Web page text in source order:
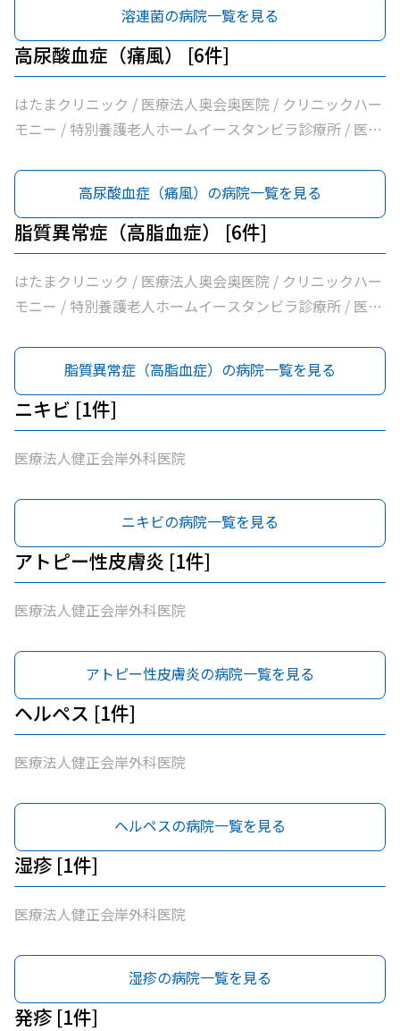
溶連菌の病院一覧を見る
高尿酸血症（痛風） [6件]
はたまクリニック / 医療法人奥会奥医院 / クリニックハー
モニー / 特別養護老人ホームイースタンビラ診療所 / 医療
高尿酸血症（痛風）の病院一覧を見る
脂質異常症（高脂血症） [6件]
はたまクリニック / 医療法人奥会奥医院 / クリニックハー
モニー / 特別養護老人ホームイースタンビラ診療所 / 医療
脂質異常症（高脂血症）の病院一覧を見る
ニキビ [1件]
医療法人健正会岸外科医院
ニキビの病院一覧を見る
アトピー性皮膚炎 [1件]
医療法人健正会岸外科医院
アトピー性皮膚炎の病院一覧を見る
ヘルペス [1件]
医療法人健正会岸外科医院
ヘルペスの病院一覧を見る
湿疹 [1件]
医療法人健正会岸外科医院
湿疹の病院一覧を見る
発疹 [1件]